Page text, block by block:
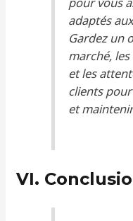
adaptés
Gardez un
marché,
et les
clients
et
VI.